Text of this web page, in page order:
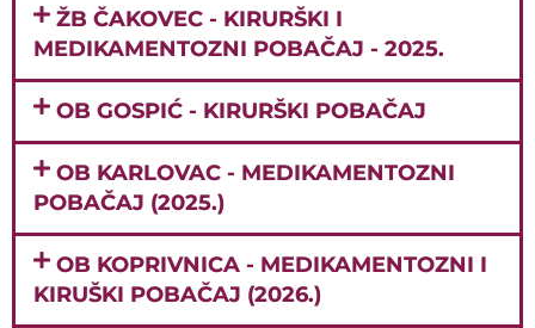
ŽB ČAKOVEC - KIRURŠKI I
MEDIKAMENTOZNI POBAČAJ - 2025.
OB GOSPIĆ - KIRURŠKI POBAČAJ
OB KARLOVAC - MEDIKAMENTOZNI
POBAČAJ (2025.)
OB KOPRIVNICA - MEDIKAMENTOZNI I
KIRUŠKI POBAČAJ (2026.)